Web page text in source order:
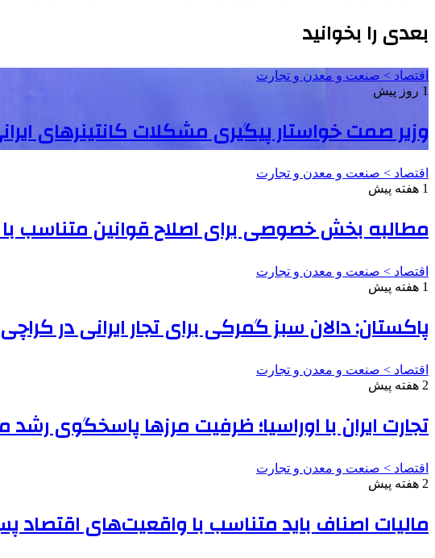
بعدی را بخوانید
اقتصاد > صنعت و معدن و تجارت
1 روز پیش
وزیر صمت خواستار پیگیری مشکلات کانتینرهای
اقتصاد > صنعت و معدن و تجارت
1 هفته پیش
مطالبه بخش خصوصی برای اصلاح قوانین متناسب
اقتصاد > صنعت و معدن و تجارت
1 هفته پیش
پاکستان: دالان سبز گمرکی برای تجار ایرانی در
اقتصاد > صنعت و معدن و تجارت
2 هفته پیش
تجارت ایران با اوراسیا؛ ظرفیت مرزها پاسخگوی
اقتصاد > صنعت و معدن و تجارت
2 هفته پیش
مالیات اصناف باید متناسب با واقعیت‌های اقتصاد